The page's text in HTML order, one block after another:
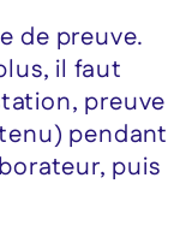
de preuve.
il faut
preuve
pendant
puis